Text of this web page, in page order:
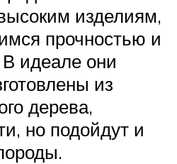
изделиям,
прочностью и
идеале они
из
дерева,
но подойдут и